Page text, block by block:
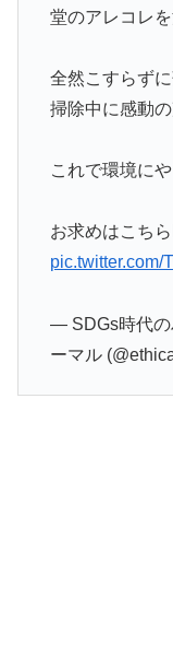
堂のアレコレ
全然こすらず
掃除中に感動
これで環境に
お求めはこちら
pic.twitter.com/
— SDGs時代の
ーマル